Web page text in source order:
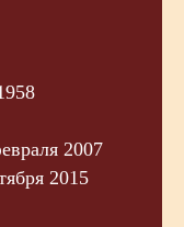
2007
2015